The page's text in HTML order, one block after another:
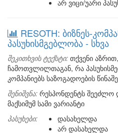
არ ვიცი/უარი
RESOTH: ბიზნეს-
პასუხისმგებლობა - სხვა
შეკითხვის ტექსტი: თქვენი
ჩამოთვლილთაგან, რა
კომპანიებს საზოგადოების
შენიშვნა: რესპონდენტს შეეძლო
მაქსიმუმ სამი ვარიანტი
პასუხები:
დასახელდა
არ დასახელდა